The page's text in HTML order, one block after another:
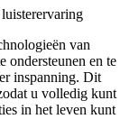
van
ondersteunen en te
inspanning. Dit
u volledig kunt
in het leven kunt